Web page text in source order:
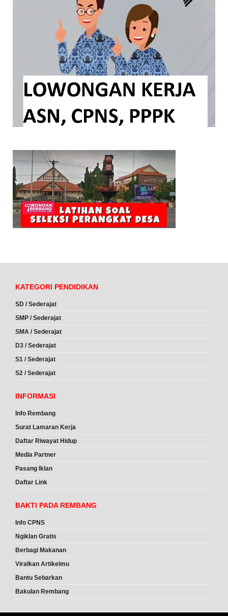
KATEGORI PENDIDIKAN
SD / Sederajat
SMP / Sederajat
SMA / Sederajat
D3 / Sederajat
S1 / Sederajat
S2 / Sederajat
INFORMASI
Info Rembang
Surat Lamaran Kerja
Daftar Riwayat Hidup
Media Partner
Pasang Iklan
Daftar Link
BAKTI PADA REMBANG
Info CPNS
Ngiklan Gratis
Berbagi Makanan
Viralkan Artikelmu
Bantu Sebarkan
Bakulan Rembang